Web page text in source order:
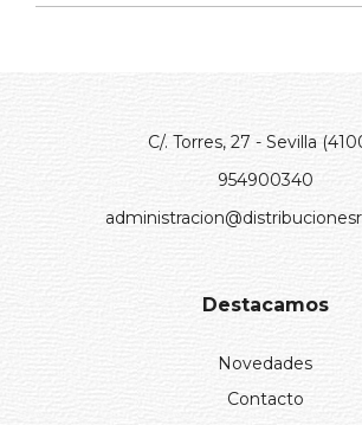
C/. Torres, 27 - Sevilla
954900340
Destacamos
Novedades
Contacto